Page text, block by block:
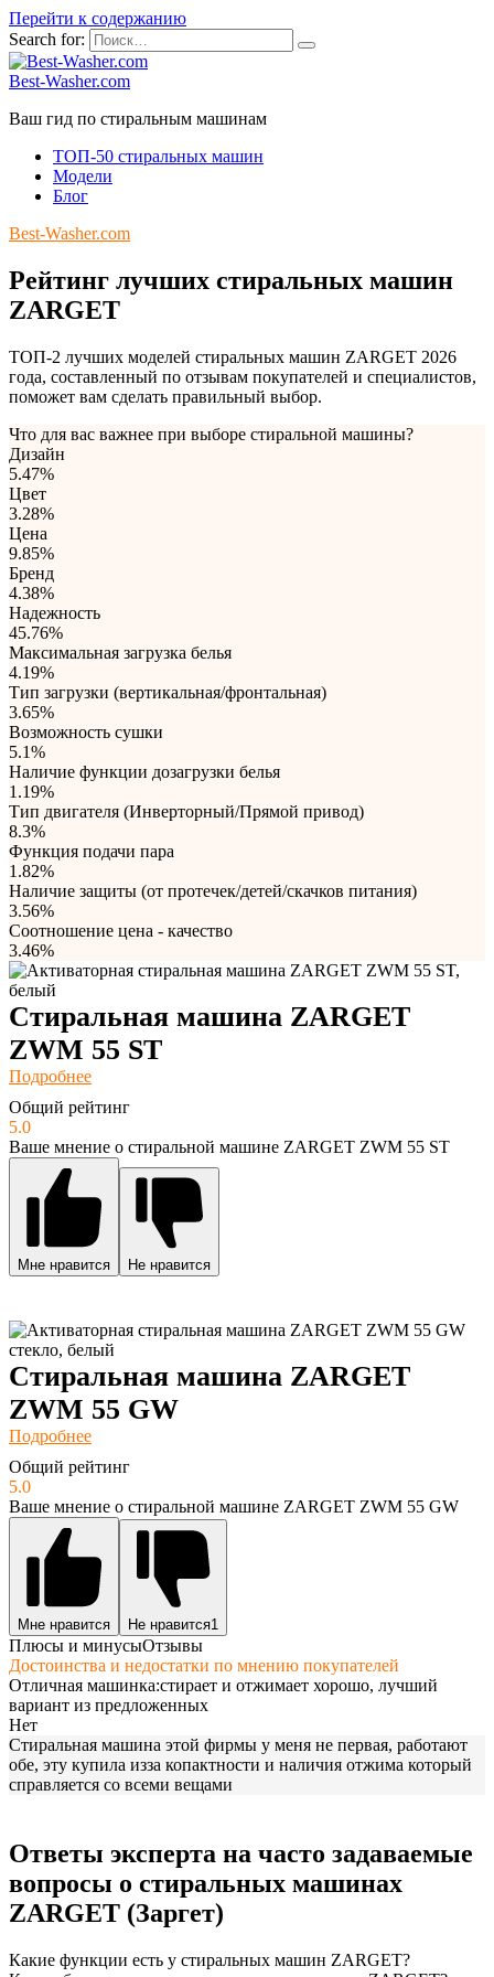
Перейти к содержанию
Search for:
Best-Washer.com
Ваш гид по стиральным машинам
ТОП-50 стиральных машин
Модели
Блог
Best-Washer.com
Рейтинг лучших стиральных машин
ZARGET
ТОП-2 лучших моделей стиральных машин ZARGET 2026
года, составленный по отзывам покупателей и специалистов,
поможет вам сделать правильный выбор.
Что для вас важнее при выборе стиральной машины?
Дизайн
5.47%
Цвет
3.28%
Цена
9.85%
Бренд
4.38%
Надежность
45.76%
Максимальная загрузка белья
4.19%
Тип загрузки (вертикальная/фронтальная)
3.65%
Возможность сушки
5.1%
Наличие функции дозагрузки белья
1.19%
Тип двигателя (Инверторный/Прямой привод)
8.3%
Функция подачи пара
1.82%
Наличие защиты (от протечек/детей/скачков питания)
3.56%
Соотношение цена - качество
3.46%
Стиральная машина ZARGET
ZWM 55 ST
Подробнее
Общий рейтинг
5.0
Ваше мнение о стиральной машине ZARGET ZWM 55 ST
Мне нравится Не нравится
Стиральная машина ZARGET
ZWM 55 GW
Подробнее
Общий рейтинг
5.0
Ваше мнение о стиральной машине ZARGET ZWM 55 GW
Мне нравится Не нравится1
Плюсы и минусыОтзывы
Достоинства и недостатки по мнению покупателей
Отличная машинка:стирает и отжимает хорошо, лучший
вариант из предложенных
Нет
Стиральная машина этой фирмы у меня не первая, работают
обе, эту купила изза копактности и наличия отжима который
справляется со всеми вещами
Ответы эксперта на часто задаваемые
вопросы о стиральных машинах
ZARGET (Заргет)
Какие функции есть у стиральных машин ZARGET?